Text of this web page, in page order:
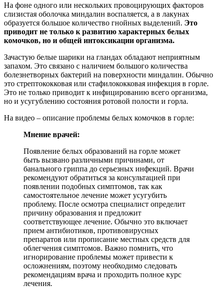
На фоне одного или нескольких провоцирующих факторов
слизистая оболочка миндалин воспаляется, а в лакунах
образуется большое количество гнойных выделений. Это
приводит не только к развитию характерных белых
комочков, но и общей интоксикации организма.
Зачастую белые шарики на гландах обладают неприятным
запахом. Это связано с наличием большого количества
болезнетворных бактерий на поверхности миндалин. Обычно
это стрептококковая или стафилококковая инфекция в горле.
Это не только приводит к инфицированию всего организма,
но и усугублению состояния ротовой полости и горла.
На видео – описание проблемы белых комочков в горле:
Мнение врачей:
Появление белых образований на горле может
быть вызвано различными причинами, от
банального гриппа до серьезных инфекций. Врачи
рекомендуют обратиться за консультацией при
появлении подобных симптомов, так как
самостоятельное лечение может усугубить
проблему. После осмотра специалист определит
причину образования и предложит
соответствующее лечение. Обычно это включает
прием антибиотиков, противовирусных
препаратов или прописание местных средств для
облегчения симптомов. Важно помнить, что
игнорирование проблемы может привести к
осложнениям, поэтому необходимо следовать
рекомендациям врача и проходить полное курс
лечения.